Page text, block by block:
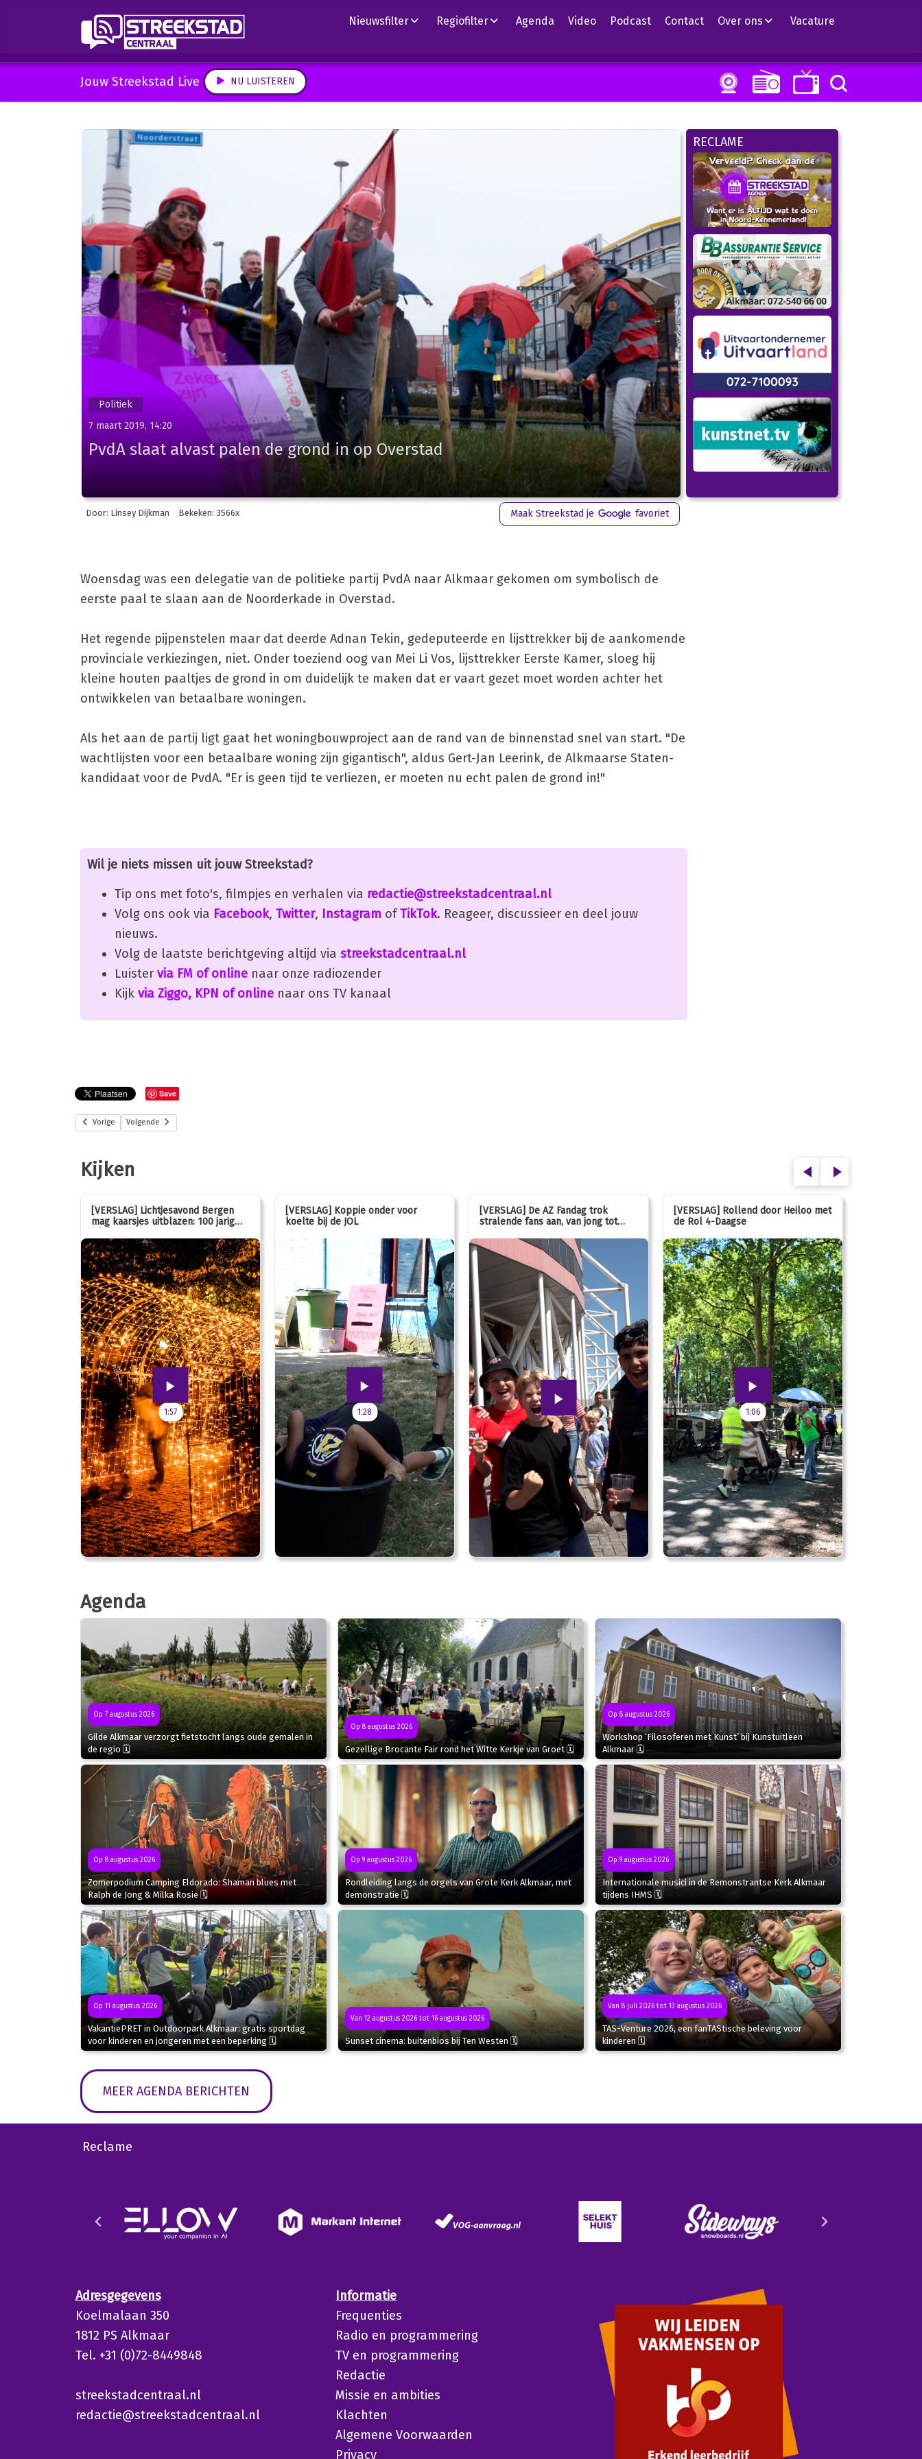
Nieuwsfilter Regiofilter Agenda Video Podcast Contact Over ons Vacature
Jouw Streekstad Live NU LUISTEREN
RECLAME
Politiek
7 maart 2019, 14:20
PvdA slaat alvast palen de grond in op Overstad
Door: Linsey Dijkman Bekeken: 3566x Maak Streekstad je favoriet
Woensdag was een delegatie van de politieke partij PvdA naar Alkmaar gekomen om symbolisch de
eerste paal te slaan aan de Noorderkade in Overstad.
Het regende pijpenstelen maar dat deerde Adnan Tekin, gedeputeerde en lijsttrekker bij de aankomende
provinciale verkiezingen, niet. Onder toeziend oog van Mei Li Vos, lijsttrekker Eerste Kamer, sloeg hij
kleine houten paaltjes de grond in om duidelijk te maken dat er vaart gezet moet worden achter het
ontwikkelen van betaalbare woningen.
Als het aan de partij ligt gaat het woningbouwproject aan de rand van de binnenstad snel van start. "De
wachtlijsten voor een betaalbare woning zijn gigantisch", aldus Gert-Jan Leerink, de Alkmaarse Staten-
kandidaat voor de PvdA. "Er is geen tijd te verliezen, er moeten nu echt palen de grond in!"
Wil je niets missen uit jouw Streekstad?
Tip ons met foto's, filmpjes en verhalen via redactie@streekstadcentraal.nl
Volg ons ook via Facebook, Twitter, Instagram ofTikTok. Reageer, discussieer en deel jouw
nieuws.
Volg de laatste berichtgeving altijd via streekstadcentraal.nl
Luister via FM of online naar onze radiozender
Kijk via Ziggo, KPN of online naar ons TV kanaal
Save
Vorige Volgende
Kijken
[VERSLAG] Lichtjesavond Bergen
mag kaarsjes uitblazen: 100 jarig
1:57
[VERSLAG] Koppie onder voor
koelte bij de JOL
1:28
[VERSLAG] De AZ Fandag trok
stralende fans aan, van jong tot
[VERSLAG] Rollend door Heiloo met
de Rol 4-Daagse
1:06
Agenda
Op 7 augustus 2026
Gilde Alkmaar verzorgt fietstocht langs oude gemalen in
de regio 🗓
Op 8 augustus 2026
Gezellige Brocante Fair rond het Witte Kerkje van Groet 🗓
Op 8 augustus 2026
Workshop ‘Filosoferen met Kunst’ bij Kunstuitleen
Alkmaar 🗓
Op 8 augustus 2026
Zomerpodium Camping Eldorado: Shaman blues met
Ralph de Jong & Milka Rosie 🗓
Op 9 augustus 2026
Rondleiding langs de orgels van Grote Kerk Alkmaar, met
demonstratie 🗓
Op 9 augustus 2026
Internationale musici in de Remonstrantse Kerk Alkmaar
tijdens IHMS 🗓
Op 11 augustus 2026
VakantiePRET in Outdoorpark Alkmaar: gratis sportdag
voor kinderen en jongeren met een beperking 🗓
Van 12 augustus 2026 tot 16 augustus 2026
Sunset cinema: buitenbios bij Ten Westen 🗓
Van 8 juli 2026 tot 13 augustus 2026
TAS-Venture 2026, een fanTAStische beleving voor
kinderen 🗓
MEER AGENDA BERICHTEN
Reclame
Adresgegevens
Koelmalaan 350
1812 PS Alkmaar
Tel. +31 (0)72-8449848
streekstadcentraal.nl
redactie@streekstadcentraal.nl
Informatie
Frequenties
Radio en programmering
TV en programmering
Redactie
Missie en ambities
Klachten
Algemene Voorwaarden
Privacy